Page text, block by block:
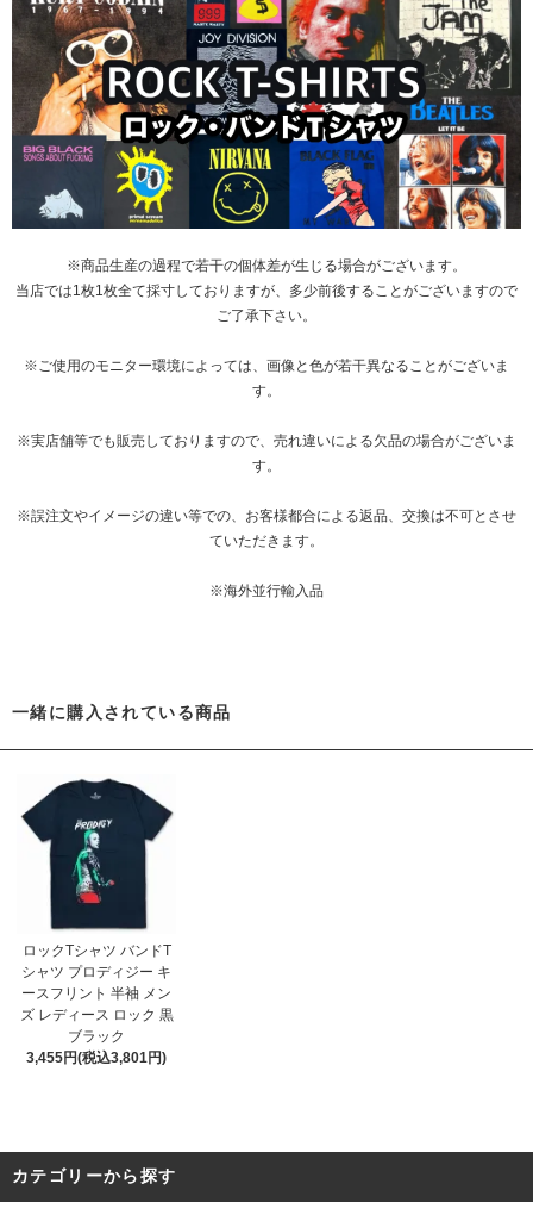
※商品生産の過程で若干の個体差が生じる場合がございます。
当店では1枚1枚全て採寸しておりますが、多少前後することがございますので
ご了承下さい。
※ご使用のモニター環境によっては、画像と色が若干異なることがございま
す。
※実店舗等でも販売しておりますので、売れ違いによる欠品の場合がございま
す。
※誤注文やイメージの違い等での、お客様都合による返品、交換は不可とさせ
ていただきます。
※海外並行輸入品
一緒に購入されている商品
ロックTシャツ バンドT
シャツ プロディジー キ
ースフリント 半袖 メン
ズ レディース ロック 黒
ブラック
3,455円(税込3,801円)
カテゴリーから探す